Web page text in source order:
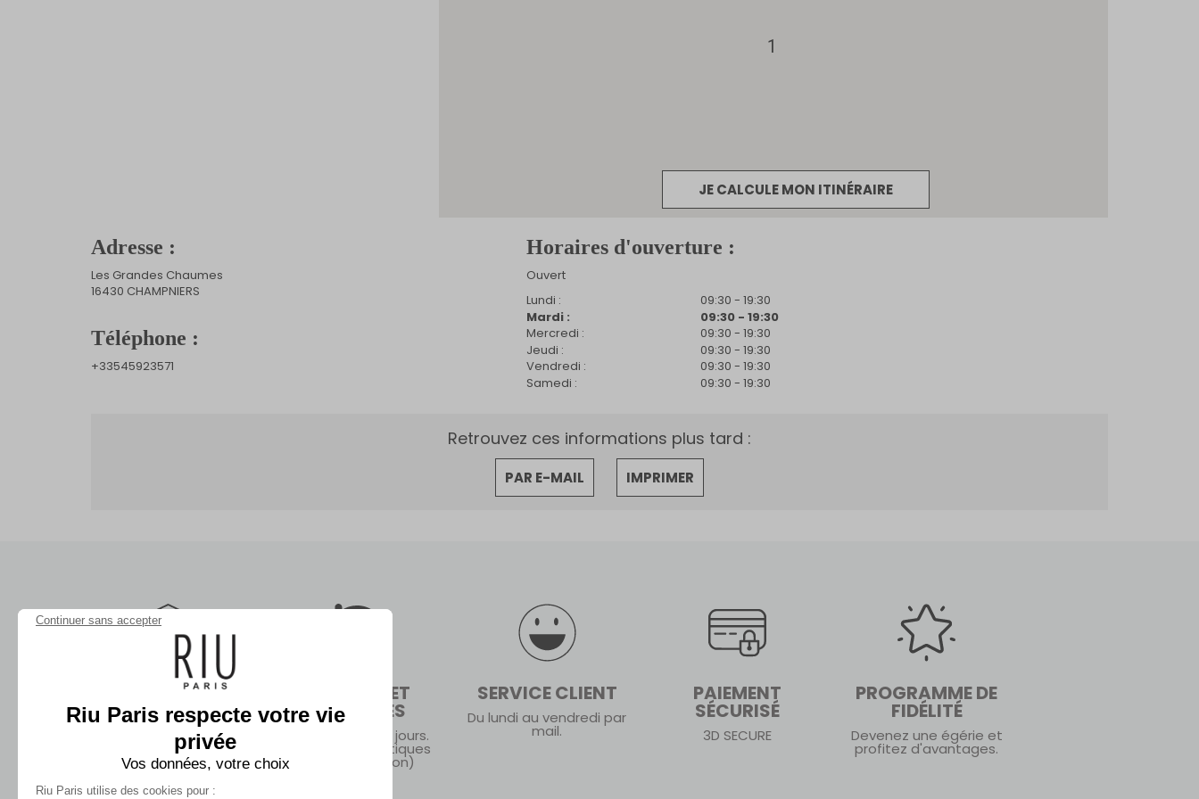
1
JE CALCULE MON ITINÉRAIRE
Adresse :
Les Grandes Chaumes
16430 CHAMPNIERS
Téléphone :
+33545923571
Horaires d'ouverture :
Ouvert
Lundi :
09:30 - 19:30
Mardi :
09:30 - 19:30
Mercredi :
09:30 - 19:30
Jeudi :
09:30 - 19:30
Vendredi :
09:30 - 19:30
Samedi :
09:30 - 19:30
Retrouvez ces informations plus tard :
PAR E-MAIL IMPRIMER
LIVRAISON
En boutiques sans
minimum d'achat ou en
point relais dès 99€
RETOURS ET
ECHANGES
Retours sous 30 jours.
Gratuits en boutiques
(hors promotion)
SERVICE CLIENT
Du lundi au vendredi par
mail.
PAIEMENT
SÉCURISÉ
3D SECURE
PROGRAMME DE
FIDÉLITÉ
Devenez une égérie et
profitez d'avantages.
Continuer sans accepter
Riu Paris respecte votre vie
privée
Vos données, votre choix
Riu Paris utilise des cookies pour :